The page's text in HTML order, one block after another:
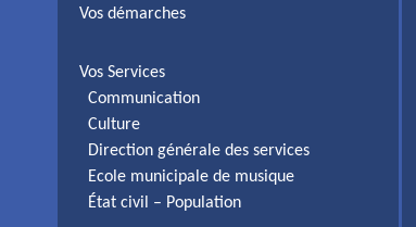
Vos démarches
Vos Services
Communication
Culture
Direction générale des services
Ecole municipale de musique
État civil – Population